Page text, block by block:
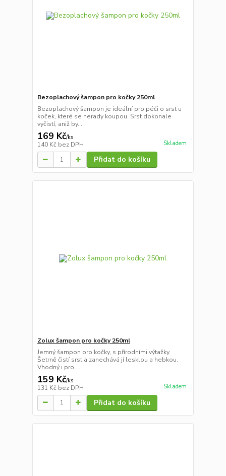
Bezoplachový šampon pro kočky 250ml
Bezoplachový šampon je ideální pro péči o srst u
koček, které se nerady koupou. Srst dokonale
vyčistí, aniž by...
169 Kč/ks
140 Kč bez DPH Skladem
Přidat do košíku
Zolux šampon pro kočky 250ml
Jemný šampon pro kočky, s přírodními výtažky.
Šetrně čistí srst a zanechává jí lesklou a hebkou.
Vhodný i pro ...
159 Kč/ks
131 Kč bez DPH Skladem
Přidat do košíku